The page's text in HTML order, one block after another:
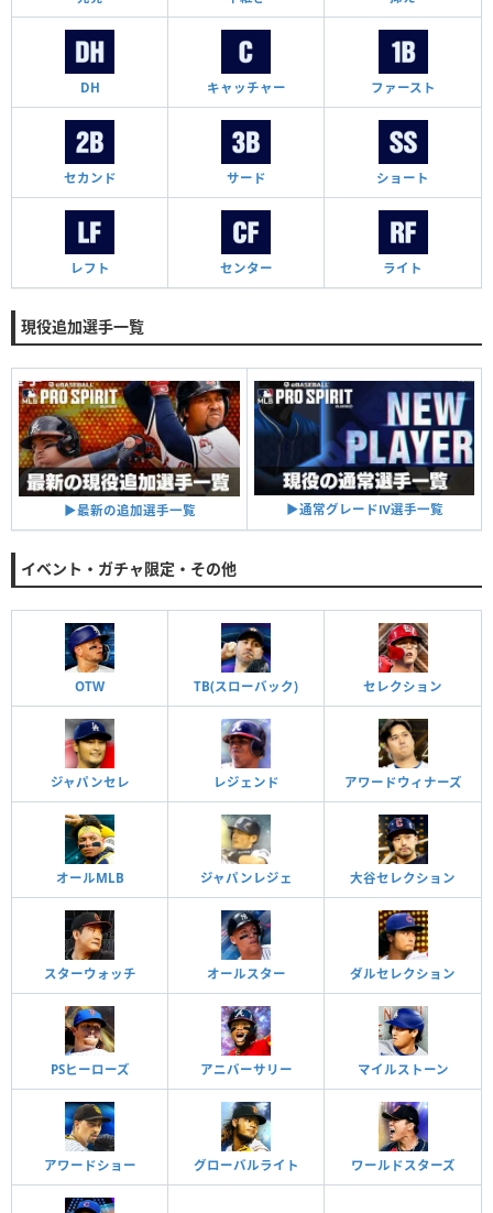
DH キャッチャー ファースト
セカンド サード ショート
レフト センター ライト
現役追加選手一覧
▶︎最新の追加選手一覧 ▶︎通常グレードⅣ選手一覧
イベント・ガチャ限定・その他
OTW TB(スローバック) セレクション
ジャパンセレ レジェンド アワードウィナーズ
オールMLB ジャパンレジェ 大谷セレクション
スターウォッチ オールスター ダルセレクション
PSヒーローズ アニバーサリー マイルストーン
アワードショー グローバルライト ワールドスターズ